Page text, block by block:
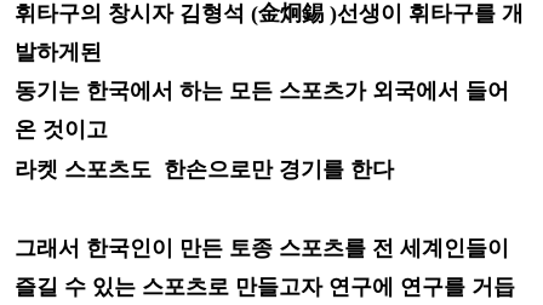
휘타구의 창시자 김형석 (金炯錫 )선생이 휘타구를 개
발하게된
동기는 한국에서 하는 모든 스포츠가 외국에서 들어
온 것이고
라켓 스포츠도 한손으로만 경기를 한다
그래서 한국인이 만든 토종 스포츠를 전 세계인들이
즐길 수 있는 스포츠로 만들고자 연구에 연구를 거듭